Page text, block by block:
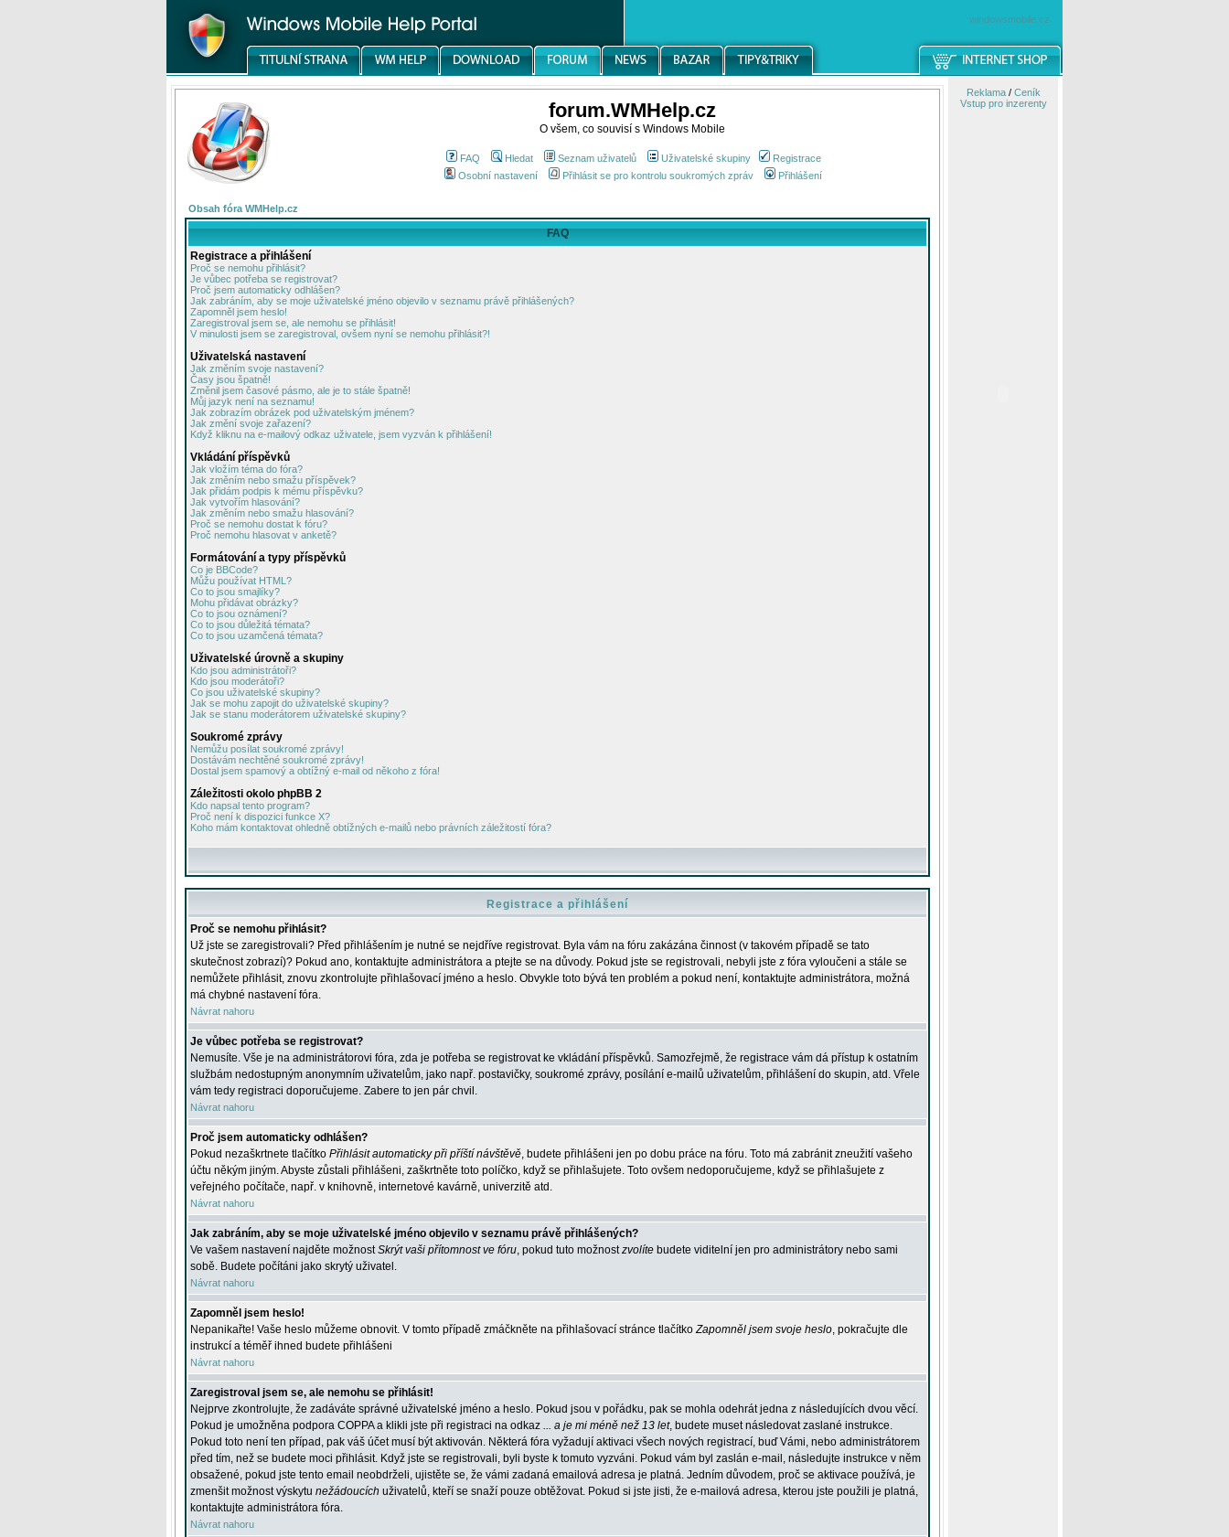
windowsmobile.cz
forum.WMHelp.cz
O všem, co souvisí s Windows Mobile
FAQ Hledat Seznam uživatelů Uživatelské skupiny
Registrace
Osobní nastavení
Přihlásit se pro kontrolu soukromých zpráv Přihlášení
Obsah fóra WMHelp.cz
FAQ
Registrace a přihlášení
Proč se nemohu přihlásit?
Je vůbec potřeba se registrovat?
Proč jsem automaticky odhlášen?
Jak zabráním, aby se moje uživatelské jméno objevilo v seznamu právě přihlášených?
Zapomněl jsem heslo!
Zaregistroval jsem se, ale nemohu se přihlásit!
V minulosti jsem se zaregistroval, ovšem nyní se nemohu přihlásit?!
Uživatelská nastavení
Jak změním svoje nastavení?
Časy jsou špatně!
Změnil jsem časové pásmo, ale je to stále špatně!
Můj jazyk není na seznamu!
Jak zobrazím obrázek pod uživatelským jménem?
Jak změní svoje zařazení?
Když kliknu na e-mailový odkaz uživatele, jsem vyzván k přihlášení!
Vkládání příspěvků
Jak vložím téma do fóra?
Jak změním nebo smažu příspěvek?
Jak přidám podpis k mému příspěvku?
Jak vytvořím hlasování?
Jak změním nebo smažu hlasování?
Proč se nemohu dostat k fóru?
Proč nemohu hlasovat v anketě?
Formátování a typy příspěvků
Co je BBCode?
Můžu používat HTML?
Co to jsou smajlíky?
Mohu přidávat obrázky?
Co to jsou oznámení?
Co to jsou důležitá témata?
Co to jsou uzamčená témata?
Uživatelské úrovně a skupiny
Kdo jsou administrátoři?
Kdo jsou moderátoři?
Co jsou uživatelské skupiny?
Jak se mohu zapojit do uživatelské skupiny?
Jak se stanu moderátorem uživatelské skupiny?
Soukromé zprávy
Nemůžu posílat soukromé zprávy!
Dostávám nechtěné soukromé zprávy!
Dostal jsem spamový a obtížný e-mail od někoho z fóra!
Záležitosti okolo phpBB 2
Kdo napsal tento program?
Proč není k dispozici funkce X?
Koho mám kontaktovat ohledně obtížných e-mailů nebo právních záležitostí fóra?
Registrace a přihlášení
Proč se nemohu přihlásit?
Už jste se zaregistrovali? Před přihlášením je nutné se nejdříve registrovat. Byla vám na fóru zakázána činnost (v takovém případě se tato
skutečnost zobrazí)? Pokud ano, kontaktujte administrátora a ptejte se na důvody. Pokud jste se registrovali, nebyli jste z fóra vyloučeni a stále se
nemůžete přihlásit, znovu zkontrolujte přihlašovací jméno a heslo. Obvykle toto bývá ten problém a pokud není, kontaktujte administrátora, možná
má chybné nastavení fóra.
Návrat nahoru
Je vůbec potřeba se registrovat?
Nemusíte. Vše je na administrátorovi fóra, zda je potřeba se registrovat ke vkládání příspěvků. Samozřejmě, že registrace vám dá přístup k ostatním
službám nedostupným anonymním uživatelům, jako např. postavičky, soukromé zprávy, posílání e-mailů uživatelům, přihlášení do skupin, atd. Vřele
vám tedy registraci doporučujeme. Zabere to jen pár chvil.
Návrat nahoru
Proč jsem automaticky odhlášen?
Pokud nezaškrtnete tlačítko Přihlásit automaticky při příští návštěvě, budete přihlášeni jen po dobu práce na fóru. Toto má zabránit zneužití vašeho
účtu někým jiným. Abyste zůstali přihlášeni, zaškrtněte toto políčko, když se přihlašujete. Toto ovšem nedoporučujeme, když se přihlašujete z
veřejného počítače, např. v knihovně, internetové kavárně, univerzitě atd.
Návrat nahoru
Jak zabráním, aby se moje uživatelské jméno objevilo v seznamu právě přihlášených?
Ve vašem nastavení najděte možnostSkrýt vaši přítomnost ve fóru, pokud tuto možnostzvolíte budete viditelní jen pro administrátory nebo sami
sobě. Budete počítáni jako skrytý uživatel.
Návrat nahoru
Zapomněl jsem heslo!
Nepanikařte! Vaše heslo můžeme obnovit. V tomto případě zmáčkněte na přihlašovací stránce tlačítkoZapomněl jsem svoje heslo, pokračujte dle
instrukcí a téměř ihned budete přihlášeni
Návrat nahoru
Zaregistroval jsem se, ale nemohu se přihlásit!
Nejprve zkontrolujte, že zadáváte správné uživatelské jméno a heslo. Pokud jsou v pořádku, pak se mohla odehrát jedna z následujících dvou věcí.
Pokud je umožněna podpora COPPA a klikli jste při registraci na odkaz ... a je mi méně než 13 let, budete muset následovat zaslané instrukce.
Pokud toto není ten případ, pak váš účet musí být aktivován. Některá fóra vyžadují aktivaci všech nových registrací, buď Vámi, nebo administrátorem
před tím, než se budete moci přihlásit. Když jste se registrovali, byli byste k tomuto vyzváni. Pokud vám byl zaslán e-mail, následujte instrukce v něm
obsažené, pokud jste tento email neobdrželi, ujistěte se, že vámi zadaná emailová adresa je platná. Jedním důvodem, proč se aktivace používá, je
zmenšit možnost výskytu nežádoucích uživatelů, kteří se snaží pouze obtěžovat. Pokud si jste jisti, že e-mailová adresa, kterou jste použili je platná,
kontaktujte administrátora fóra.
Návrat nahoru
Reklama/ Ceník
Vstup pro inzerenty